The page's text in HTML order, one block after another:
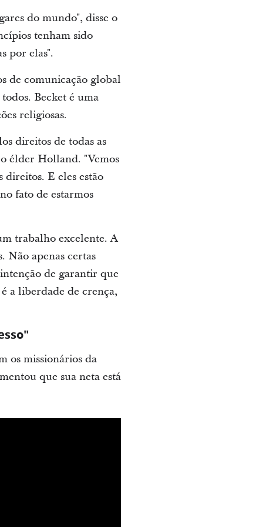
do mundo", disse o
tenham sido
por elas".
de comunicação global
Becket é uma
religiosas.
direitos de todas as
élder Holland. "Vemos
direitos. E eles estão
fato de estarmos
trabalho excelente. A
Não apenas certas
de garantir que
a liberdade de crença,
os missionários da
que sua neta está